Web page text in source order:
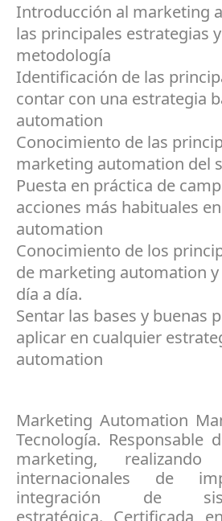
Introducción al marketing
las principales estrategias
metodología
Identificación de las
contar con una estrategia
automation
Conocimiento de las
marketing automation del
Puesta en práctica de
acciones más habituales
automation
Conocimiento de los
de marketing automation
día a día.
Sentar las bases y buenas
aplicar en cualquier
automation
Marketing Automation
Tecnología. Responsable
marketing,
internacionales de
integración de